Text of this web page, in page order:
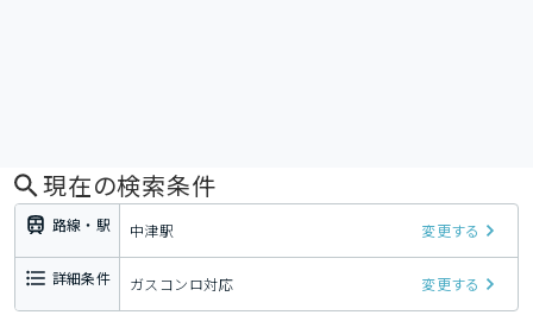
現在の検索条件
路線・駅 中津駅 変更する
詳細条件 ガスコンロ対応 変更する